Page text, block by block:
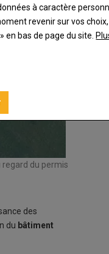
du permis
des
du bâtiment
à caractère
revenir sur vos
en bas de page du site.